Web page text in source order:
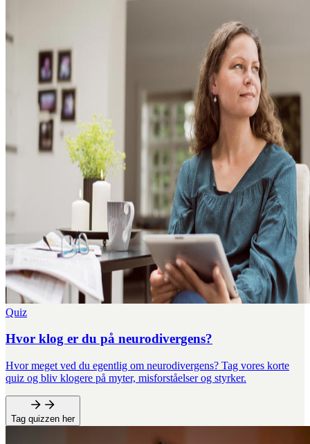
Quiz
Hvor klog er du på neurodivergens?
Hvor meget ved du egentlig om neurodivergens? Tag vores korte
quiz og bliv klogere på myter, misforståelser og styrker.
Tag quizzen her